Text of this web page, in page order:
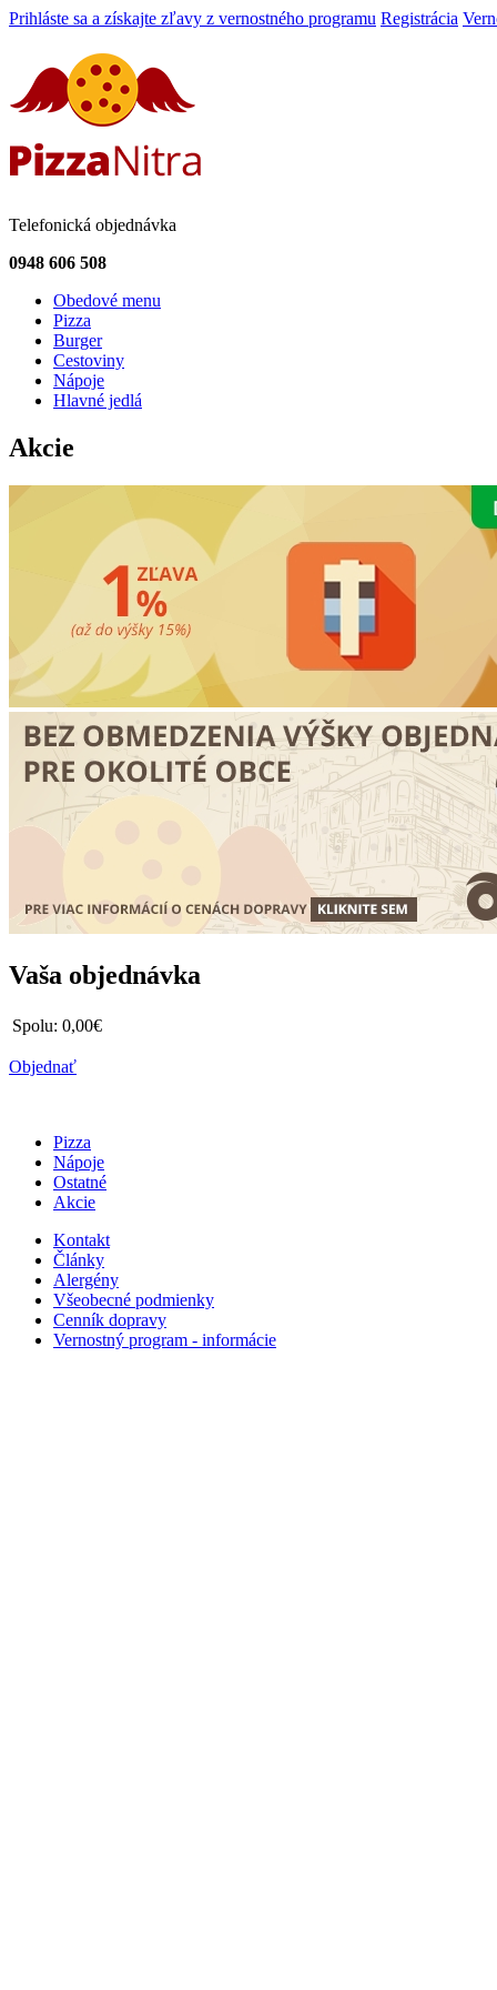
Prihláste sa a získajte zľavy z vernostného programu Registrácia
Telefonická objednávka
0948 606 508
Obedové menu
Pizza
Burger
Cestoviny
Nápoje
Hlavné jedlá
Akcie
Vaša objednávka
Spolu: 0,00€
Objednať
Pizza
Nápoje
Ostatné
Akcie
Kontakt
Články
Alergény
Všeobecné podmienky
Cenník dopravy
Vernostný program - informácie